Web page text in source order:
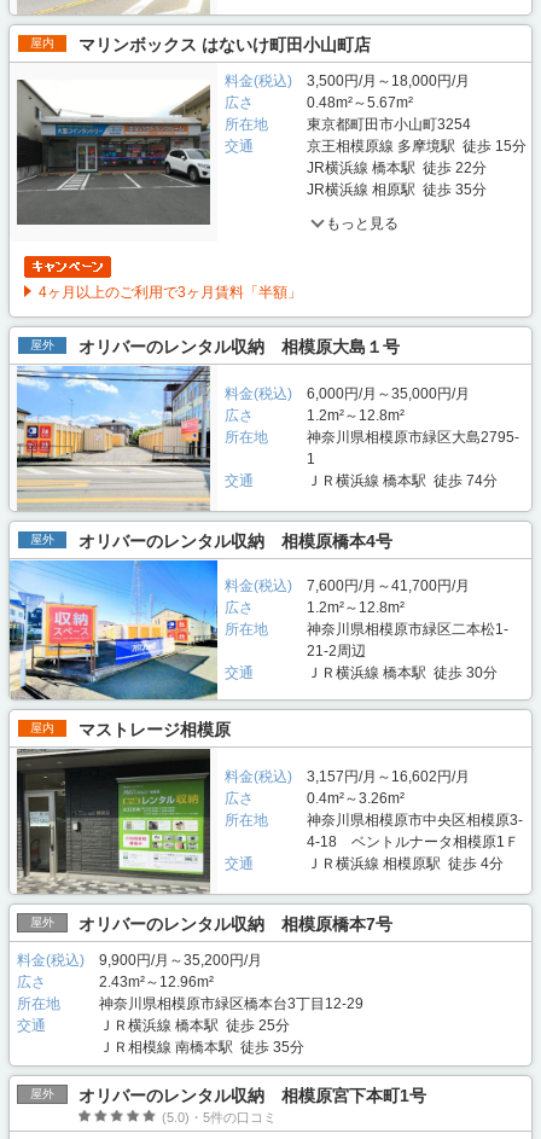
屋内 マリンボックス はないけ町田小山町店
料金(税込)
3,500円/月～18,000円/月
広さ
0.48m²～5.67m²
所在地
東京都町田市小山町3254
交通
京王相模原線 多摩境駅 徒歩 15分
JR横浜線 橋本駅 徒歩 22分
JR横浜線 相原駅 徒歩 35分
もっと見る
4ヶ月以上のご利用で3ヶ月賃料「半額」
屋外 オリバーのレンタル収納 相模原大島１号
料金(税込)
6,000円/月～35,000円/月
広さ
1.2m²～12.8m²
所在地
神奈川県相模原市緑区大島2795-
1
交通
ＪＲ横浜線 橋本駅 徒歩 74分
屋外 オリバーのレンタル収納 相模原橋本4号
料金(税込)
7,600円/月～41,700円/月
広さ
1.2m²～12.8m²
所在地
神奈川県相模原市緑区二本松1-
21-2周辺
交通
ＪＲ横浜線 橋本駅 徒歩 30分
屋内 マストレージ相模原
料金(税込)
3,157円/月～16,602円/月
広さ
0.4m²～3.26m²
所在地
神奈川県相模原市中央区相模原3-
4-18 ベントルナータ相模原1Ｆ
交通
ＪＲ横浜線 相模原駅 徒歩 4分
屋外 オリバーのレンタル収納 相模原橋本7号
料金(税込)
9,900円/月～35,200円/月
広さ
2.43m²～12.96m²
所在地
神奈川県相模原市緑区橋本台3丁目12-29
交通
ＪＲ横浜線 橋本駅 徒歩 25分
ＪＲ相模線 南橋本駅 徒歩 35分
屋外 オリバーのレンタル収納 相模原宮下本町1号
(5.0)・5件の口コミ